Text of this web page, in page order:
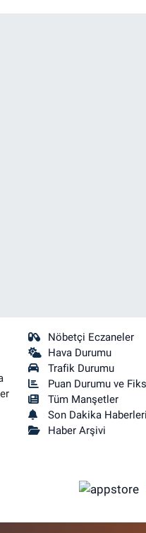
Nöbetçi Eczaneler
Hava Durumu
Trafik Durumu
Puan Durumu ve
Tüm Manşetler
Son Dakika Haberleri
Haber Arşivi